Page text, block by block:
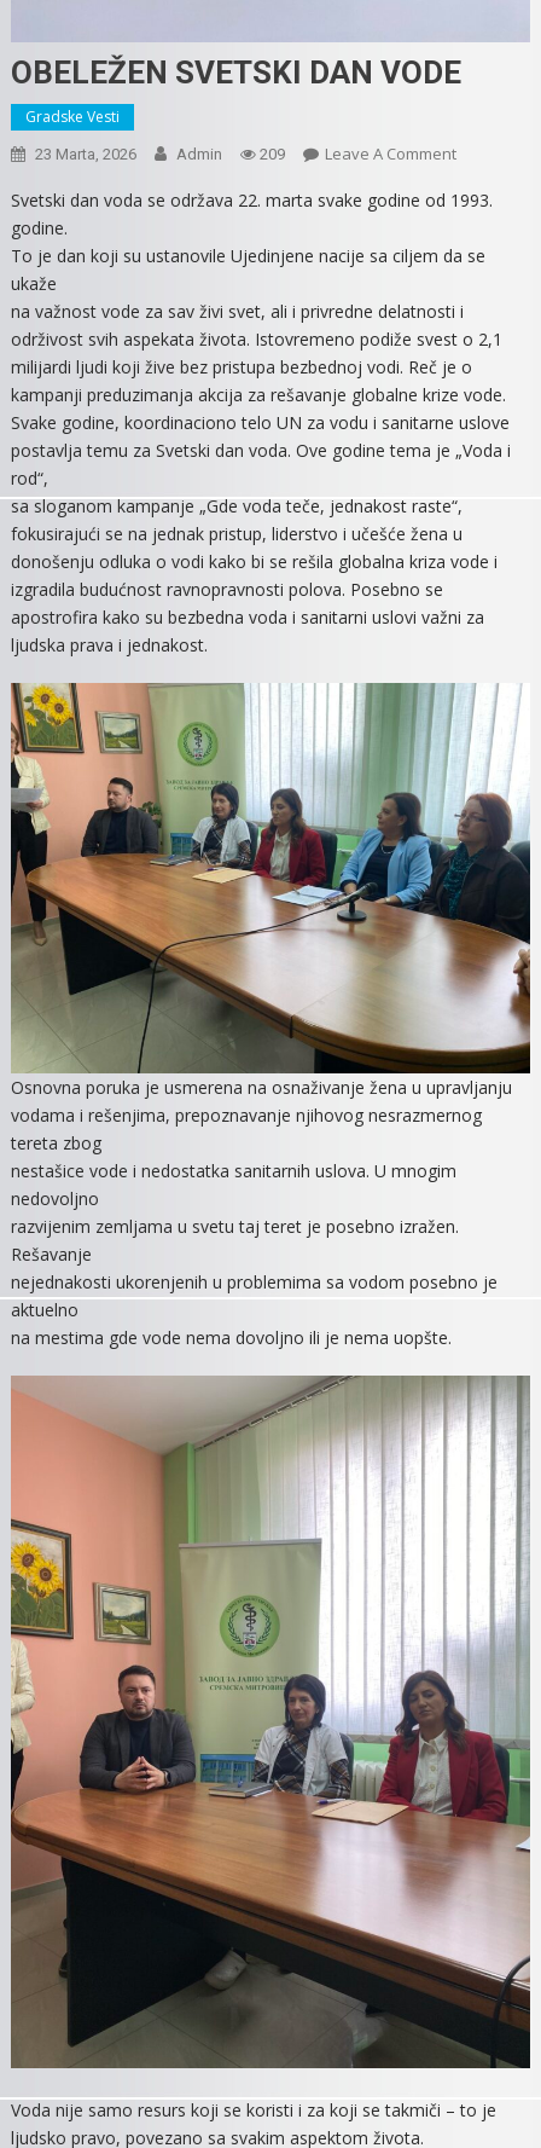
OBELEŽEN SVETSKI DAN VODE
Gradske Vesti
23 Marta, 2026 Admin 209 Leave A CommentOn
SVETSKI
VODE
Svetski dan voda se održava 22. marta svake godine od 1993.
godine.
To je dan koji su ustanovile Ujedinjene nacije sa ciljem da se
ukaže
na važnost vode za sav živi svet, ali i privredne delatnosti i
održivost svih aspekata života. Istovremeno podiže svest o 2,1
milijardi ljudi koji žive bez pristupa bezbednoj vodi. Reč je o
kampanji preduzimanja akcija za rešavanje globalne krize vode.
Svake godine, koordinaciono telo UN za vodu i sanitarne uslove
postavlja temu za Svetski dan voda. Ove godine tema je „Voda i
rod“,
sa sloganom kampanje „Gde voda teče, jednakost raste“,
fokusirajući se na jednak pristup, liderstvo i učešće žena u
donošenju odluka o vodi kako bi se rešila globalna kriza vode i
izgradila budućnost ravnopravnosti polova. Posebno se
apostrofira kako su bezbedna voda i sanitarni uslovi važni za
ljudska prava i jednakost.
Osnovna poruka je usmerena na osnaživanje žena u upravljanju
vodama i rešenjima, prepoznavanje njihovog nesrazmernog
tereta zbog
nestašice vode i nedostatka sanitarnih uslova. U mnogim
nedovoljno
razvijenim zemljama u svetu taj teret je posebno izražen.
Rešavanje
nejednakosti ukorenjenih u problemima sa vodom posebno je
aktuelno
na mestima gde vode nema dovoljno ili je nema uopšte.
Voda nije samo resurs koji se koristi i za koji se takmiči – to je
ljudsko pravo, povezano sa svakim aspektom života.